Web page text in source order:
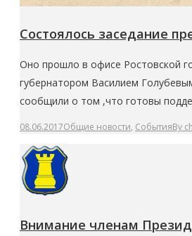
Состоялось заседание
Оно прошло в офисе Ростовской
губернатором Василием
сообщили о том ,что готовы
08.06.2017Общие новости, СобытияBy
Внимание членам